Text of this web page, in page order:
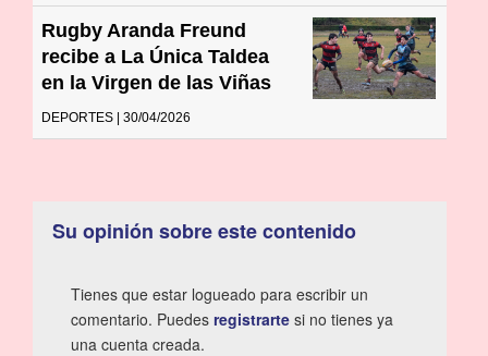
Rugby Aranda Freund
recibe a La Única Taldea
en la Virgen de las Viñas
DEPORTES | 30/04/2026
Su opinión sobre este contenido
Tienes que estar logueado para escribir un
comentario. Puedes registrarte si no tienes ya
una cuenta creada.